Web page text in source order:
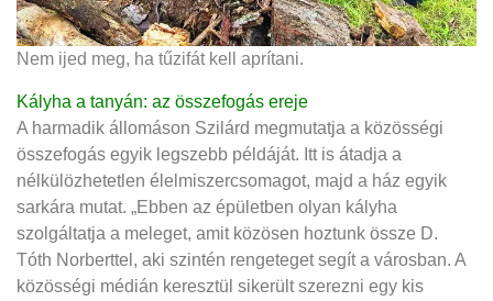
Nem ijed meg, ha tűzifát kell aprítani.
Kályha a tanyán: az összefogás ereje
A harmadik állomáson Szilárd megmutatja a közösségi
összefogás egyik legszebb példáját. Itt is átadja a
nélkülözhetetlen élelmiszercsomagot, majd a ház egyik
sarkára mutat. „Ebben az épületben olyan kályha
szolgáltatja a meleget, amit közösen hoztunk össze D.
Tóth Norberttel, aki szintén rengeteget segít a városban. A
közösségi médián keresztül sikerült szerezni egy kis